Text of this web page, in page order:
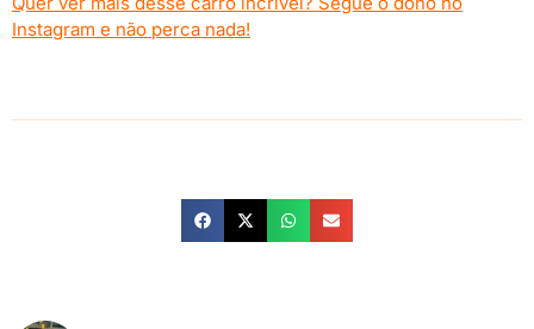
Instagram e não perca nada!